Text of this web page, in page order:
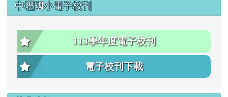
中壢國小電子校刊
113學年度電子校刊
電子校刊下載